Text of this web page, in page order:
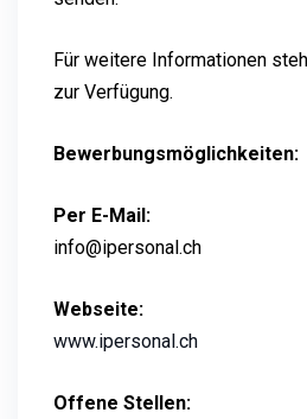
Für weitere Informationen
zur Verfügung.
Bewerbungsmöglichkeiten:
Per E-Mail:
info@ipersonal.ch
Webseite:
www.ipersonal.ch
Offene Stellen: